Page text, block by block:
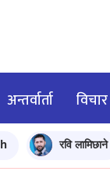
अन्तर्वार्ता विचार
रवि लामिछाने